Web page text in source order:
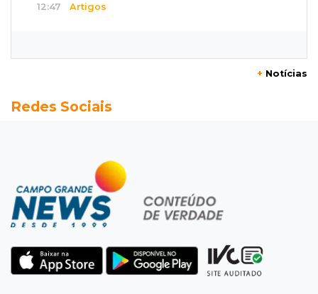
12:47 Artigos
amazona de MS quer chegar ao Texas
Empresário investigado em 2023 volta a ser
alvo por R$ 100 milhões em contratos
12:26Clima
chegada de ciclone
+ Notícias
Redes Sociais